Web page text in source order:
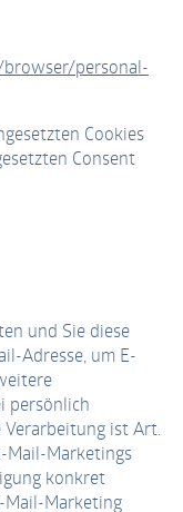
personal-
Cookies
Consent
und Sie diese
Adresse, um E-
persönlich
ist Art.
Mail-Marketings
konkret
Mail-Marketing